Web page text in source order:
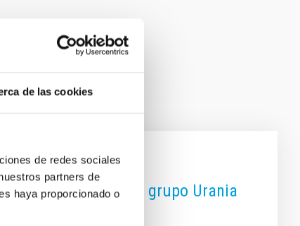
de las cookies
de redes sociales
partners de
haya proporcionado o
ProAm junto al grupo Urania